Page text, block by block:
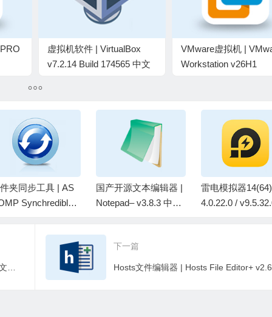
虚拟机软件 | VirtualBox
v7.2.14 Build 174565 中文
VMware虚拟机 |
Workstation v26H1
夹同步工具 | AS
Synchredible
国产开源文本编辑器 |
Notepad– v3.8.3 中文
雷电模拟器
4.0.22.0 /
下一篇